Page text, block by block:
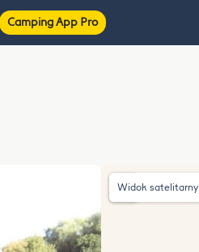
Camping App Pro
Widok satelitarny